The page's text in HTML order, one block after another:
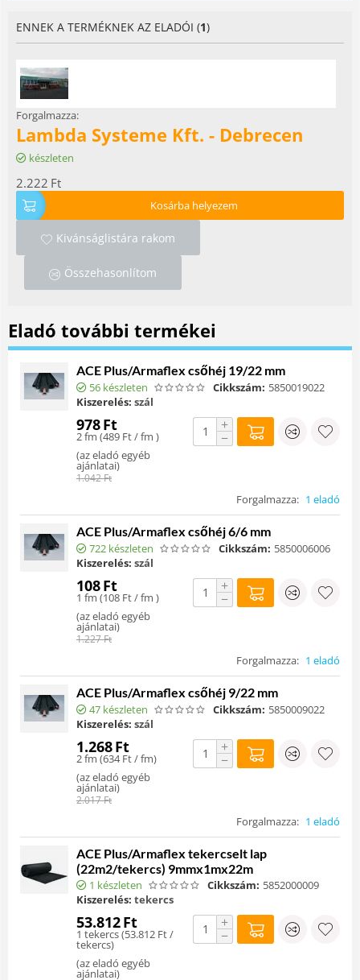
ENNEK A TERMÉKNEK AZ ELADÓI (1)
Forgalmazza:
Lambda Systeme Kft. - Debrecen
készleten
2.222 Ft
Kosárba helyezem
Kivánságlistára rakom
Összehasonlítom
Eladó további termékei
ACE Plus/Armaflex csőhéj 19/22 mm
56 készleten Cikkszám: 5850019022
Kiszerelés: szál
978Ft
2 fm (489 Ft/ fm )
(az eladó egyéb
ajánlatai)
1.042Ft
+
−
Forgalmazza: 1 eladó
ACE Plus/Armaflex csőhéj 6/6 mm
722 készleten Cikkszám: 5850006006
Kiszerelés: szál
108Ft
1 fm (108 Ft/ fm )
(az eladó egyéb
ajánlatai)
1.227Ft
+
−
Forgalmazza: 1 eladó
ACE Plus/Armaflex csőhéj 9/22 mm
47 készleten Cikkszám: 5850009022
Kiszerelés: szál
1.268Ft
2 fm (634Ft/ fm)
(az eladó egyéb
ajánlatai)
2.017Ft
+
−
Forgalmazza: 1 eladó
ACE Plus/Armaflex tekercselt lap
(22m2/tekercs) 9mmx1mx22m
1 készleten Cikkszám: 5852000009
Kiszerelés: tekercs
53.812Ft
1 tekercs (53.812 Ft/
tekercs)
(az eladó egyéb
ajánlatai)
+
−